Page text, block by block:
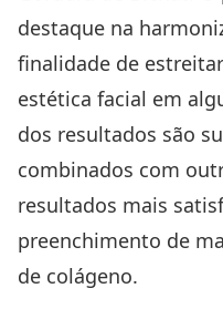
destaque na
finalidade de
estética facial em
dos resultados são
combinados com
resultados mais
preenchimento de
de colágeno.